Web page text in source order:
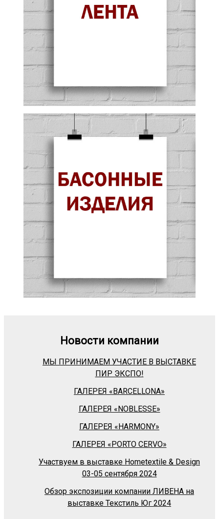
Новости компании
МЫ ПРИНИМАЕМ УЧАСТИЕ В ВЫСТАВКЕ
ПИР ЭКСПО!
ГАЛЕРЕЯ «BARСELLONA»
ГАЛЕРЕЯ «NOBLESSE»
ГАЛЕРЕЯ «HARMONY»
ГАЛЕРЕЯ «PORTO CERVO»
Участвуем в выставке Hometextile & Design
03-05 сентября 2024
Обзор экспозиции компании ЛИВЕНА на
выставке Текстиль Юг 2024